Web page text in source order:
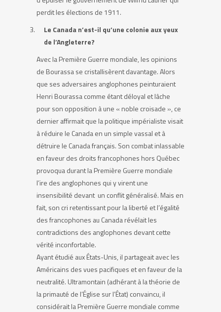
perdit les élections de 1911.
Le Canada n’est-il qu’une colonie aux yeux
de l’Angleterre?
Avec la Première Guerre mondiale, les opinions
de Bourassa se cristallisèrent davantage. Alors
que ses adversaires anglophones peinturaient
Henri Bourassa comme étant déloyal et lâche
pour son opposition à une « noble croisade », ce
dernier affirmait que la politique impérialiste visait
à réduire le Canada en un simple vassal et à
détruire le Canada français. Son combat inlassable
en faveur des droits francophones hors Québec
provoqua durant la Première Guerre mondiale
l’ire des anglophones qui y virent une
insensibilité devant un conflit généralisé. Mais en
fait, son cri retentissant pour la liberté et l’égalité
des francophones au Canada révélait les
contradictions des anglophones devant cette
vérité inconfortable.
Ayant étudié aux États-Unis, il partageait avec les
Américains des vues pacifiques et en faveur de la
neutralité. Ultramontain (adhérant à la théorie de
la primauté de l’Église sur l’État) convaincu, il
considérait la Première Guerre mondiale comme